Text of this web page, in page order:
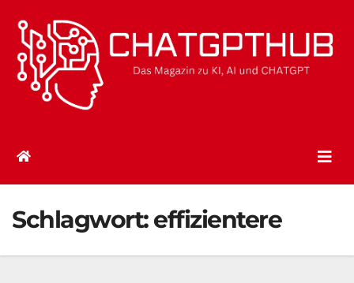
Inhalt
springen
Schlagwort:effizientere